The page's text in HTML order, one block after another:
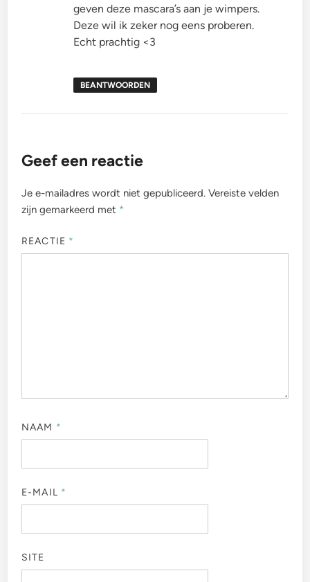
geven deze mascara’s aan je wimpers.
Deze wil ik zeker nog eens proberen.
Echt prachtig <3
BEANTWOORDEN
Geef een reactie
Je e-mailadres wordt niet gepubliceerd. Vereiste velden
zijn gemarkeerd met *
REACTIE *
NAAM *
E-MAIL *
SITE